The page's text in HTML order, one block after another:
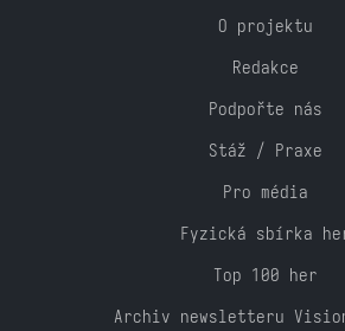
O projektu
Redakce
Podpořte nás
Stáž / Praxe
Pro média
Fyzická sbírka
Top 100 her
Archiv newsletteru